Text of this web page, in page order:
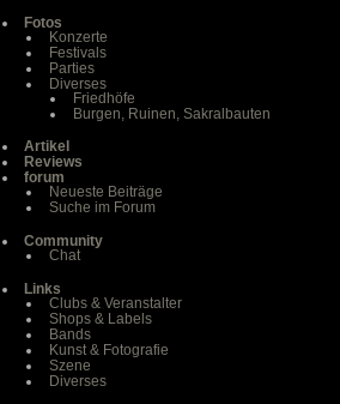
Fotos
Konzerte
Festivals
Parties
Diverses
Friedhöfe
Burgen, Ruinen, Sakralbauten
Artikel
Reviews
forum
Neueste Beiträge
Suche im Forum
Community
Chat
Links
Clubs & Veranstalter
Shops & Labels
Bands
Kunst & Fotografie
Szene
Diverses